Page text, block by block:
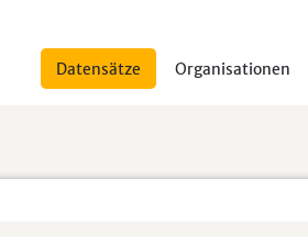
Datensätze Organisationen